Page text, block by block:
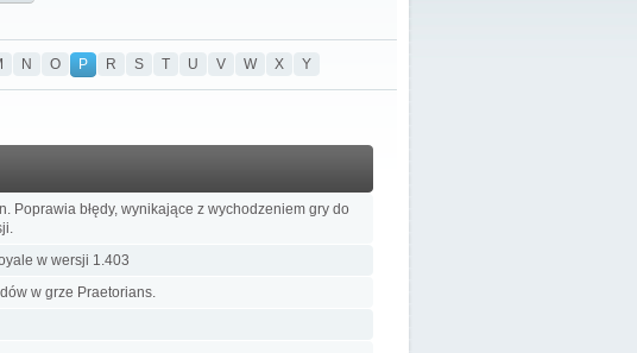
N O P R S T U V W X Y
Poprawia błędy, wynikające z wychodzeniem gry do
w wersji 1.403
w grze Praetorians.